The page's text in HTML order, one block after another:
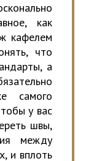
как
кафелем
что
а
самого
у вас
швы,
между
и вплоть